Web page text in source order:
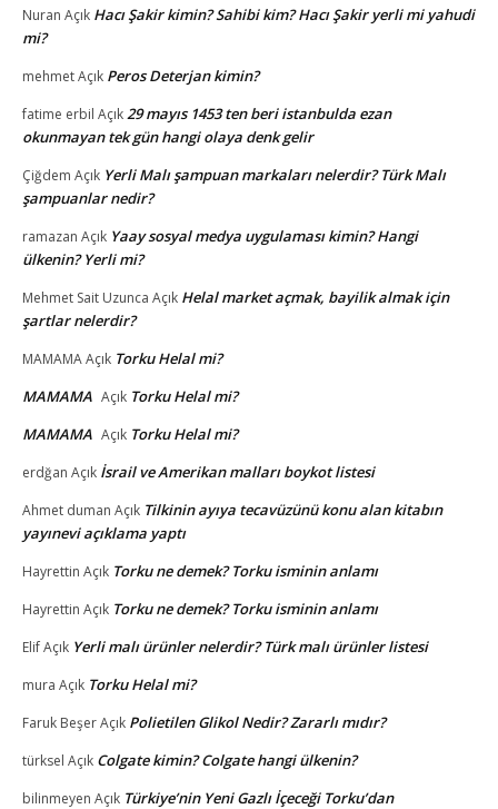
Nuran Açık Hacı Şakir kimin? Sahibi kim? Hacı Şakir yerli mi yahudi
mi?
mehmetAçık Peros Deterjan kimin?
fatime erbil Açık29 mayıs 1453 ten beri istanbulda ezan
okunmayan tek gün hangi olaya denk gelir
Çiğdem Açık Yerli Malı şampuan markaları nelerdir? Türk Malı
şampuanlar nedir?
ramazan Açık Yaay sosyal medya uygulaması kimin? Hangi
ülkenin? Yerli mi?
Mehmet Sait Uzunca Açık Helal market açmak, bayilik almak için
şartlar nelerdir?
MAMAMAAçık Torku Helal mi?
MAMAMA Açık Torku Helal mi?
MAMAMA Açık Torku Helal mi?
erdğan Açık İsrail ve Amerikan malları boykot listesi
Ahmet duman Açık Tilkinin ayıya tecavüzünü konu alan kitabın
yayınevi açıklama yaptı
Hayrettin Açık Torku ne demek? Torku isminin anlamı
Hayrettin Açık Torku ne demek? Torku isminin anlamı
ElifAçık Yerli malı ürünler nelerdir? Türk malı ürünler listesi
mura Açık Torku Helal mi?
Faruk BeşerAçık Polietilen Glikol Nedir? Zararlı mıdır?
türksel Açık Colgate kimin? Colgate hangi ülkenin?
bilinmeyen Açık Türkiye’nin Yeni Gazlı İçeceği Torku’dan